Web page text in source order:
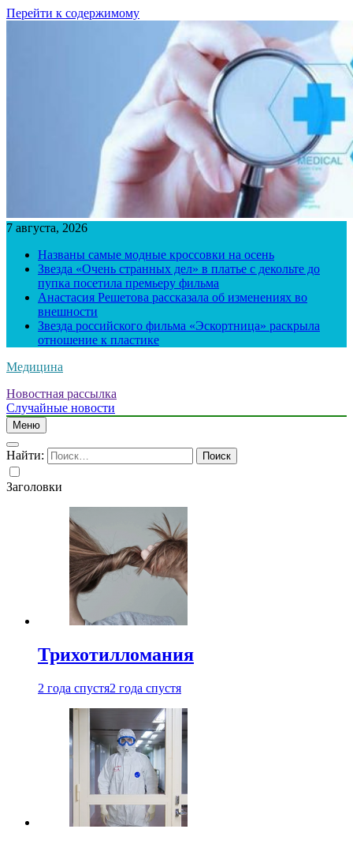
Перейти к содержимому
7 августа, 2026
Названы самые модные кроссовки на осень
Звезда «Очень странных дел» в платье с декольте до
пупка посетила премьеру фильма
Анастасия Решетова рассказала об изменениях во
внешности
Звезда российского фильма «Эскортница» раскрыла
отношение к пластике
Медицина
Новостная рассылка
Случайные новости
Меню
Найти:
Заголовки
Трихотилломания
2 года спустя2 года спустя